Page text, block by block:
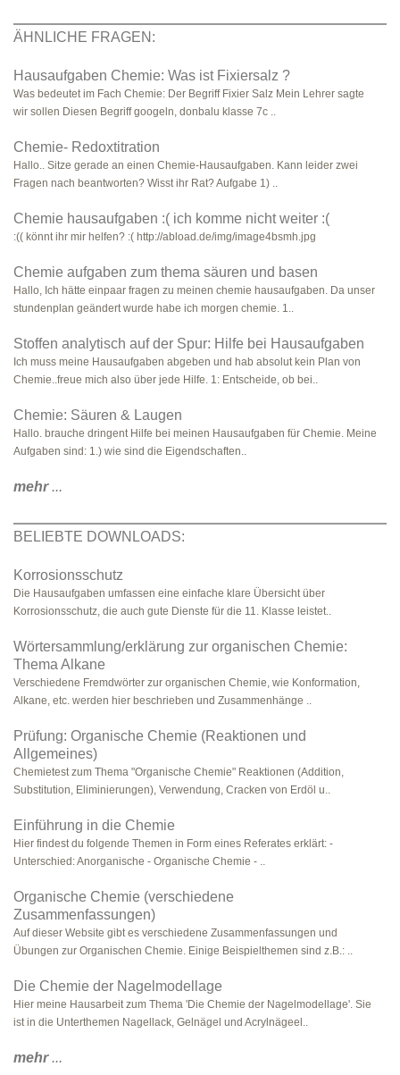
ÄHNLICHE FRAGEN:
Hausaufgaben Chemie: Was ist Fixiersalz ?
Was bedeutet im Fach Chemie: Der Begriff Fixier Salz Mein Lehrer sagte
wir sollen Diesen Begriff googeln, donbalu klasse 7c ..
Chemie- Redoxtitration
Hallo.. Sitze gerade an einen Chemie-Hausaufgaben. Kann leider zwei
Fragen nach beantworten? Wisst ihr Rat? Aufgabe 1) ..
Chemie hausaufgaben :( ich komme nicht weiter :(
:(( könnt ihr mir helfen? :( http://abload.de/img/image4bsmh.jpg
Chemie aufgaben zum thema säuren und basen
Hallo, Ich hätte einpaar fragen zu meinen chemie hausaufgaben. Da unser
stundenplan geändert wurde habe ich morgen chemie. 1..
Stoffen analytisch auf der Spur: Hilfe bei Hausaufgaben
Ich muss meine Hausaufgaben abgeben und hab absolut kein Plan von
Chemie..freue mich also über jede Hilfe. 1: Entscheide, ob bei..
Chemie: Säuren & Laugen
Hallo. brauche dringent Hilfe bei meinen Hausaufgaben für Chemie. Meine
Aufgaben sind: 1.) wie sind die Eigendschaften..
mehr...
BELIEBTE DOWNLOADS:
Korrosionsschutz
Die Hausaufgaben umfassen eine einfache klare Übersicht über
Korrosionsschutz, die auch gute Dienste für die 11. Klasse leistet..
Wörtersammlung/erklärung zur organischen Chemie:
Thema Alkane
Verschiedene Fremdwörter zur organischen Chemie, wie Konformation,
Alkane, etc. werden hier beschrieben und Zusammenhänge ..
Prüfung: Organische Chemie (Reaktionen und
Allgemeines)
Chemietest zum Thema "Organische Chemie" Reaktionen (Addition,
Substitution, Eliminierungen), Verwendung, Cracken von Erdöl u..
Einführung in die Chemie
Hier findest du folgende Themen in Form eines Referates erklärt: -
Unterschied: Anorganische - Organische Chemie - ..
Organische Chemie (verschiedene
Zusammenfassungen)
Auf dieser Website gibt es verschiedene Zusammenfassungen und
Übungen zur Organischen Chemie. Einige Beispielthemen sind z.B.: ..
Die Chemie der Nagelmodellage
Hier meine Hausarbeit zum Thema 'Die Chemie der Nagelmodellage'. Sie
ist in die Unterthemen Nagellack, Gelnägel und Acrylnägeel..
mehr...